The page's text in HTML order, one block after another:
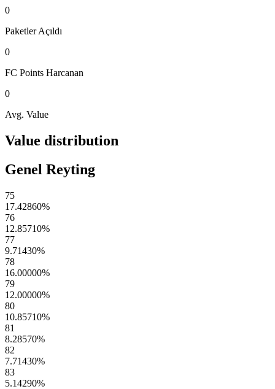
0
Paketler Açıldı
0
FC Points Harcanan
0
Avg. Value
Value distribution
Genel Reyting
75
17.42860%
76
12.85710%
77
9.71430%
78
16.00000%
79
12.00000%
80
10.85710%
81
8.28570%
82
7.71430%
83
5.14290%